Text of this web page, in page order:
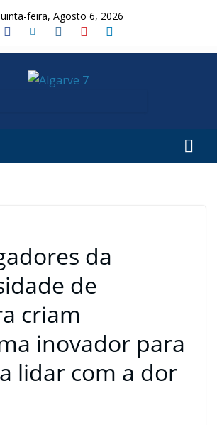
feira, Agosto 6, 2026
da
de
criam
inovador para
lidar com a dor